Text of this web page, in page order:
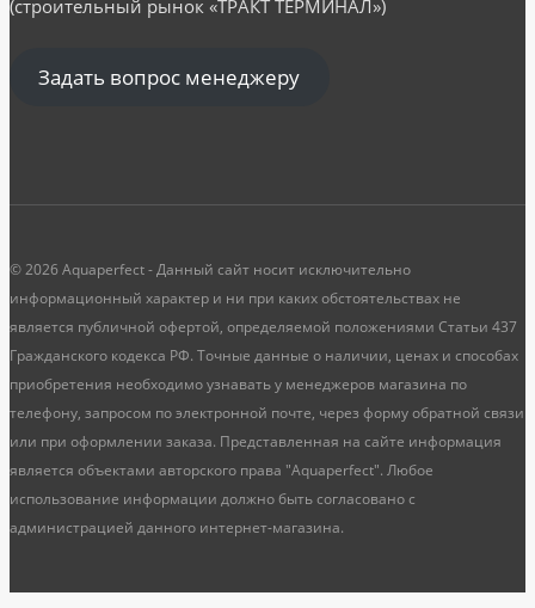
(строительный рынок «ТРАКТ ТЕРМИНАЛ»)
Задать вопрос менеджеру
© 2026 Aquaperfect - Данный сайт носит исключительно
информационный характер и ни при каких обстоятельствах не
является публичной офертой, определяемой положениями Статьи 437
Гражданского кодекса РФ. Точные данные о наличии, ценах и способах
приобретения необходимо узнавать у менеджеров магазина по
телефону, запросом по электронной почте, через форму обратной связи
или при оформлении заказа. Представленная на сайте информация
является объектами авторского права "Aquaperfect". Любое
использование информации должно быть согласовано с
администрацией данного интернет-магазина.